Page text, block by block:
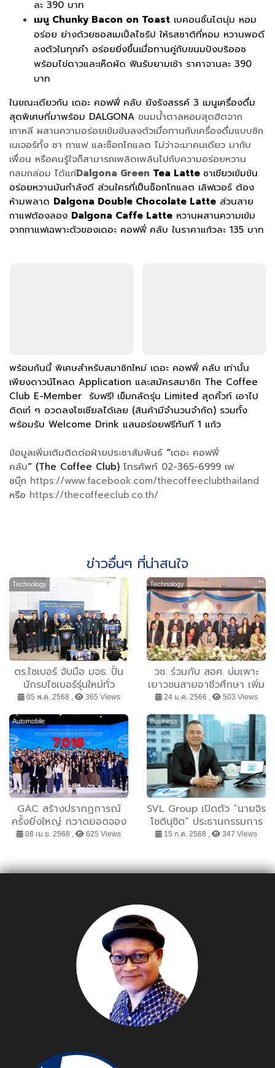
ละ 390 บาท
เมนู Chunky Bacon on Toast เบคอนชิ้นโตนุ่ม หอม
อร่อย ย่างด้วยซอสเมเปิ้ลไซรัป ให้รสชาติที่หอม หวานพอดี
ลงตัวในทุกคำ อร่อยยิ่งขึ้นเมื่อทานคู่กับขนมปังบริออช
พร้อมไข่ดาวและเห็ดผัด ฟินรับยามเช้า ราคาจานละ 390
บาท
ในขณะเดียวกัน เดอะ คอฟฟี่ คลับ ยังรังสรรค์ 3 เมนูเครื่องดื่ม
สุดพิเศษที่มาพร้อม DALGONA ขนมน้ำตาลหอมสุดฮิตจาก
เกาหลี ผสานความอร่อยเข้มข้นลงตัวเมื่อทานกับเครื่องดื่มแบบซิก
เนเจอร์ทั้ง ชา กาแฟ และช็อกโกแลต ไม่ว่าจะมาคนเดียว มากับ
เพื่อน หรือคนรู้ใจก็สามารถเพลิดเพลินไปกับความอร่อยหวาน
กลมกล่อม ได้แก่Dalgona Green Tea Latte ชาเขียวเข้มข้น
อร่อยหวานมันกำลังดี ส่วนใครที่เป็นช็อกโกแลต เลิฟเวอร์ ต้อง
ห้ามพลาด Dalgona Double Chocolate Latte ส่วนสาย
กาแฟต้องลอง Dalgona Caffe Latte หวานผสานความเข้ม
จากกาแฟเฉพาะตัวของเดอะ คอฟฟี่ คลับ ในราคาแก้วละ 135 บาท
พร้อมกันนี้ พิเศษสำหรับสมาชิกใหม่ เดอะ คอฟฟี่ คลับ เท่านั้น
เพียงดาวน์โหลด Application และสมัครสมาชิก The Coffee
Club E-Member รับฟรี! เข็มกลัดรุ่น Limited สุดคิ้วท์ เอาไป
ติดเก๋ ๆ อวดลงโซเชียลได้เลย (สินค้ามีจำนวนจำกัด) รวมทั้ง
พร้อมรับ Welcome Drink แสนอร่อยฟรีทันที 1 แก้ว
ข้อมูลเพิ่มเติมติดต่อฝ่ายประชาสัมพันธ์ “เดอะ คอฟฟี่
คลับ” (The Coffee Club) โทรศัพท์ 02-365-6999 เฟ
ซบุ๊ก https://www.facebook.com/thecoffeeclubthailand
หรือ https://thecoffeeclub.co.th/
ข่าวอื่นๆ ที่น่าสนใจ
Technology
ตร.ไซเบอร์ จับมือ มจธ. ปั้น
นักรบไซเบอร์รุ่นใหม่ทั่ว
ประเทศ ในศึก “Cyber
2025” ชิงรางวัลสูงสุด 1
แสนบาท
05 พ.ค. 2568 , 365 Views
Technology
วช. ร่วมกับ สอศ. บ่มเพาะ
เยาวชนสายอาชีวศึกษา เพิ่ม
ศักยภาพในการพัฒนาและ
นวัตกรรมที่จังหวัดเชียงใหม่
24 ม.ค. 2566 , 503 Views
Automobile
GAC สร้างปรากฏการณ์
ครั้งยิ่งใหญ่ กวาดยอดจอง
7018 คัน คว้าอันดับ 2
08 เม.ย. 2568 , 625 Views
Business
SVL Group เปิดตัว “นายจิร
โชตินุชิต” ประธานกรรมการ
บริหารคนใหม่ มุ่งขับเคลื่อน
15 ก.ค. 2568 , 347 Views